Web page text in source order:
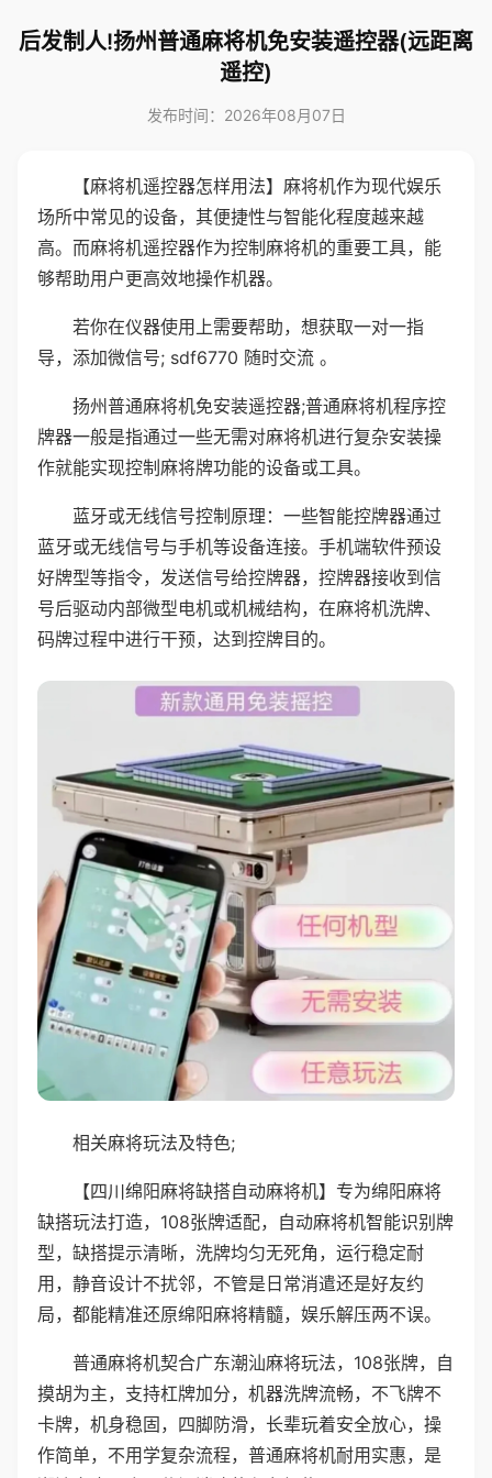
后发制人!扬州普通麻将机免安装遥控器(远距离
遥控)
发布时间：2026年08月07日
【麻将机遥控器怎样用法】麻将机作为现代娱乐
场所中常见的设备，其便捷性与智能化程度越来越
高。而麻将机遥控器作为控制麻将机的重要工具，能
够帮助用户更高效地操作机器。
若你在仪器使用上需要帮助，想获取一对一指
导，添加微信号; sdf6770 随时交流 。
扬州普通麻将机免安装遥控器;普通麻将机程序控
牌器一般是指通过一些无需对麻将机进行复杂安装操
作就能实现控制麻将牌功能的设备或工具。
蓝牙或无线信号控制原理：一些智能控牌器通过
蓝牙或无线信号与手机等设备连接。手机端软件预设
好牌型等指令，发送信号给控牌器，控牌器接收到信
号后驱动内部微型电机或机械结构，在麻将机洗牌、
码牌过程中进行干预，达到控牌目的。
相关麻将玩法及特色;
【四川绵阳麻将缺搭自动麻将机】专为绵阳麻将
缺搭玩法打造，108张牌适配，自动麻将机智能识别牌
型，缺搭提示清晰，洗牌均匀无死角，运行稳定耐
用，静音设计不扰邻，不管是日常消遣还是好友约
局，都能精准还原绵阳麻将精髓，娱乐解压两不误。
普通麻将机契合广东潮汕麻将玩法，108张牌，自
摸胡为主，支持杠牌加分，机器洗牌流畅，不飞牌不
卡牌，机身稳固，四脚防滑，长辈玩着安全放心，操
作简单，不用学复杂流程，普通麻将机耐用实惠，是